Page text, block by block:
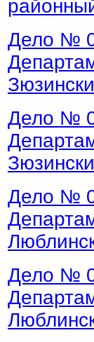
Дело №
Дело №
Дело №
Дело №